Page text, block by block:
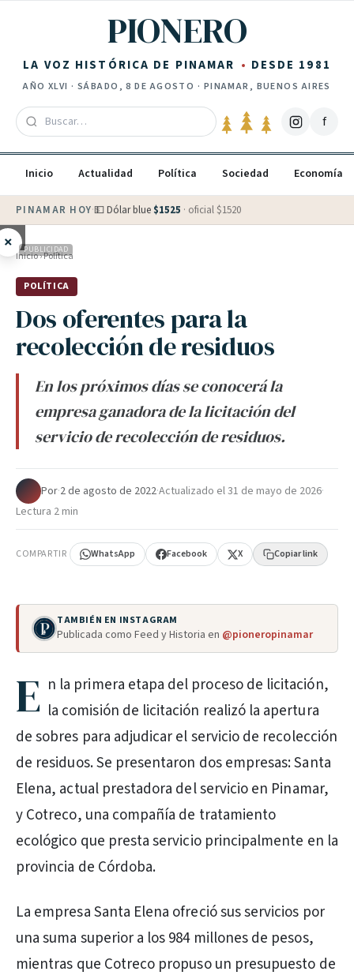
PIONERO
LA VOZ HISTÓRICA DE PINAMAR DESDE 1981
AÑO XLVI · SÁBADO, 8 DE AGOSTO · PINAMAR, BUENOS AIRES
f
Inicio Actualidad Política Sociedad Economía
PINAMAR HOY·💵 Dólar blue $1525 · oficial $1520
× PUBLICIDAD
Inicio›Política
POLÍTICA
Dos oferentes para la
recolección de residuos
En los próximos días se conocerá la
empresa ganadora de la licitación del
servicio de recolección de residuos.
Por·2 de agosto de 2022·Actualizado el31 de mayo de 2026·
Lectura 2 min
COMPARTIR WhatsApp Facebook X Copiar link
TAMBIÉN EN INSTAGRAM
Publicada como Feed y Historia en @pioneropinamar
E n la primera etapa del proceso de licitación,
la comisión de licitación realizó la apertura
de sobres para adjudicar el servicio de recolección
de residuos. Se presentaron dos empresas: Santa
Elena, actual prestadora del servicio en Pinamar,
y Cotreco, una compañía de tratamiento
ecológico que presta servicio principalmente en la
provincia de Córdoba.
La empresa Santa Elena ofreció sus servicios por
una suma superior a los 984 millones de pesos,
mientras que Cotreco propuso un presupuesto de